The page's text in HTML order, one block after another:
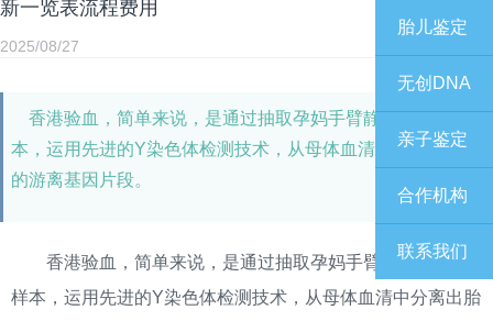
胎儿鉴定
无创DNA
亲子鉴定
合作机构
联系我们
新一览表流程费用
2025/08/27
香港验血，简单来说，是通过抽取孕妈手臂静脉的血液样
本，运用先进的Y染色体检测技术，从母体血清中分离出胎儿
的游离基因片段。
香港验血，简单来说，是通过抽取孕妈手臂静脉的血液
样本，运用先进的Y染色体检测技术，从母体血清中分离出胎